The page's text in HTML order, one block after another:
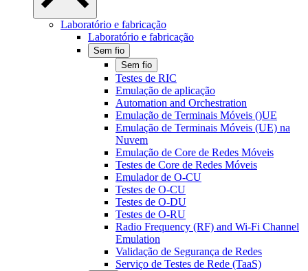
Laboratório e fabricação
Laboratório e fabricação
Sem fio
Sem fio
Testes de RIC
Emulação de aplicação
Automation and Orchestration
Emulação de Terminais Móveis ()UE
Emulação de Terminais Móveis (UE) na
Nuvem
Emulação de Core de Redes Móveis
Testes de Core de Redes Móveis
Emulador de O-CU
Testes de O-CU
Testes de O-DU
Testes de O-RU
Radio Frequency (RF) and Wi-Fi Channel
Emulation
Validação de Segurança de Redes
Serviço de Testes de Rede (TaaS)